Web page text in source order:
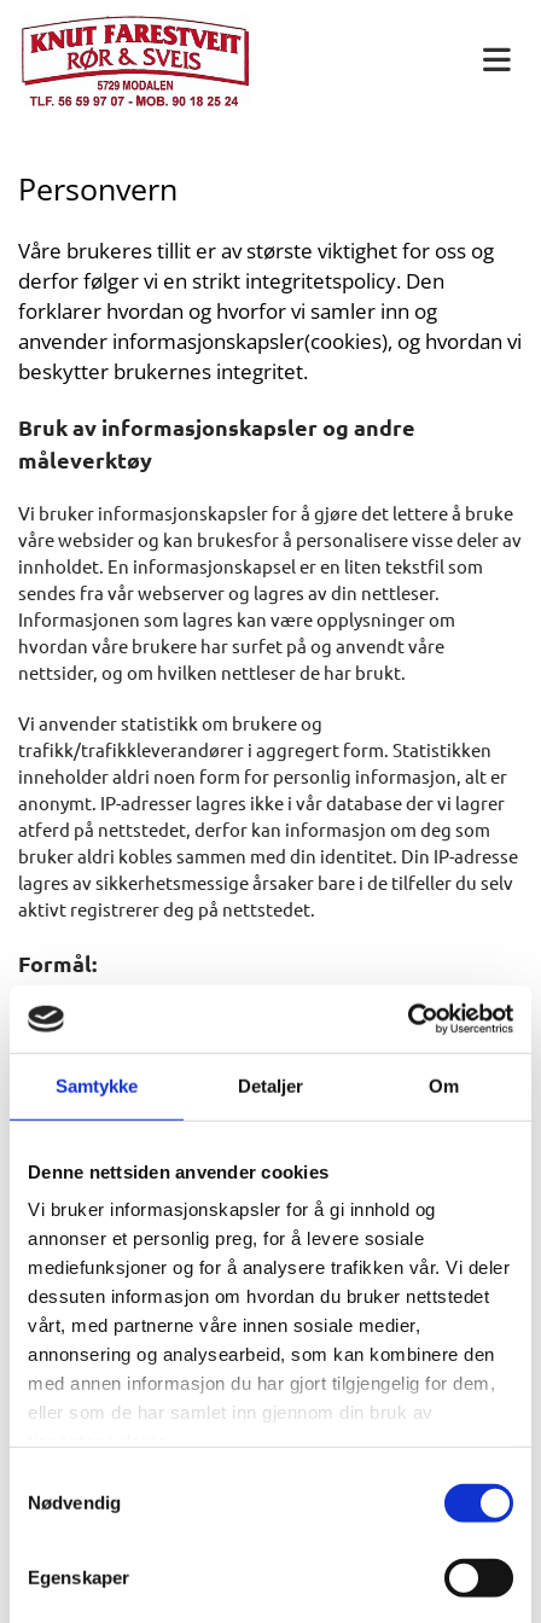
Samtykke Detaljer Om
Denne nettsiden anvender cookies
Vi bruker informasjonskapsler for å gi innhold og
annonser et personlig preg, for å levere sosiale
mediefunksjoner og for å analysere trafikken vår. Vi deler
dessuten informasjon om hvordan du bruker nettstedet
vårt, med partnerne våre innen sosiale medier,
annonsering og analysearbeid, som kan kombinere den
med annen informasjon du har gjort tilgjengelig for dem,
eller som de har samlet inn gjennom din bruk av
Nødvendig
Egenskaper
Personvern
Våre brukeres tillit er av største viktighet for oss og
derfor følger vi en strikt integritetspolicy. Den
forklarer hvordan og hvorfor vi samler inn og
anvender informasjonskapsler(cookies), og hvordan vi
beskytter brukernes integritet.
Bruk av informasjonskapsler og andre
måleverktøy
Vi bruker informasjonskapsler for å gjøre det lettere å bruke
våre websider og kan brukesfor å personalisere visse deler av
innholdet. En informasjonskapsel er en liten tekstfil som
sendes fra vår webserver og lagres av din nettleser.
Informasjonen som lagres kan være opplysninger om
hvordan våre brukere har surfet på og anvendt våre
nettsider, og om hvilken nettleser de har brukt.
Vi anvender statistikk om brukere og
trafikk/trafikkleverandører i aggregert form. Statistikken
inneholder aldri noen form for personlig informasjon, alt er
anonymt. IP-adresser lagres ikke i vår database der vi lagrer
atferd på nettstedet, derfor kan informasjon om deg som
bruker aldri kobles sammen med din identitet. Din IP-adresse
lagres av sikkerhetsmessige årsaker bare i de tilfeller du selv
aktivt registrerer deg på nettstedet.
Formål:
Utvikle og forbedre nettstedet gjennom å forstå
Beregne og rapportere brukerantall og trafikk.
Gjøre det mulig for systemet å kjenne igjen faste
brukere for å kunne tilpasse tjenestene.
Iblant anvender vi tredjepartsinformasjonskapsler fra
andre firma for å gjøre markedsundersøkelser og
trafikkmålinger, og for å forbedre funksjonaliteten på
nettstedet.
Slik forhindrer du at informasjonskapsler lagres
forsvinner. Du kan også endre innstillingene i din nettleser
harddisk. Dette gir imidlertid dårligere funksjonalitet på
visse websider, kan forhindre tilgang til medlemssider og